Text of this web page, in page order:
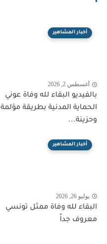
أخبار المشاهير
أغسطس 2, 2026
بالفيديو البقاء لله وفاة عوني
الحماية المدنية بطريقة مؤلمة
وحزينة...
أخبار المشاهير
يوليو 26, 2026
البقاء لله وفاة ممثل تونسي
معروف جداً